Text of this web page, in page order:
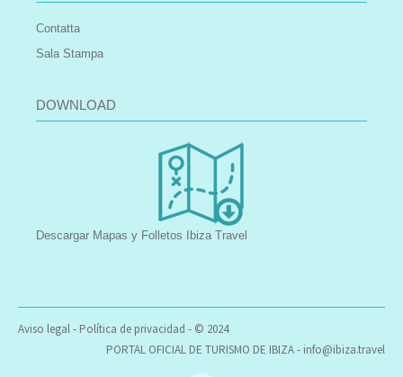
Contatta
Sala Stampa
DOWNLOAD
Descargar Mapas y Folletos Ibiza Travel
Aviso legal- Política de privacidad - © 2024
PORTAL OFICIAL DE TURISMO DE IBIZA - info@ibiza.travel